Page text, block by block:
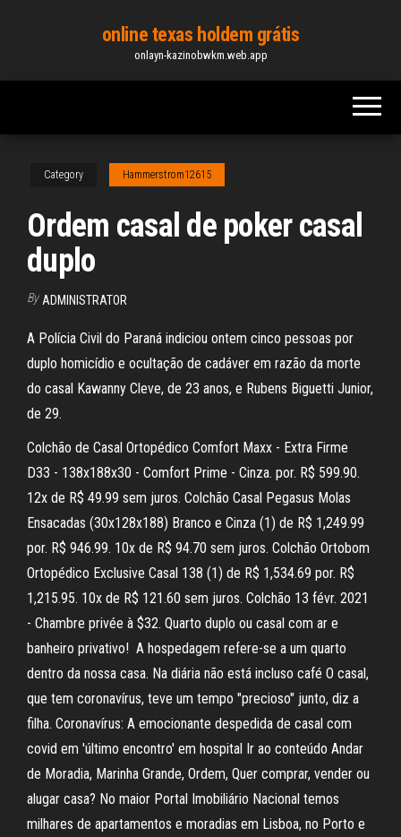
content
online texas holdem grátis
onlayn-kazinobwkm.web.app
Category Hammerstrom12615
Ordem casal de poker casal
duplo
By ADMINISTRATOR
A Polícia Civil do Paraná indiciou ontem cinco pessoas por
duplo homicídio e ocultação de cadáver em razão da morte
do casal Kawanny Cleve, de 23 anos, e Rubens Biguetti Junior,
de 29.
Colchão de Casal Ortopédico Comfort Maxx - Extra Firme
D33 - 138x188x30 - Comfort Prime - Cinza. por. R$ 599.90.
12x de R$ 49.99 sem juros. Colchão Casal Pegasus Molas
Ensacadas (30x128x188) Branco e Cinza (1) de R$ 1,249.99
por. R$ 946.99. 10x de R$ 94.70 sem juros. Colchão Ortobom
Ortopédico Exclusive Casal 138 (1) de R$ 1,534.69 por. R$
1,215.95. 10x de R$ 121.60 sem juros. Colchão 13 févr. 2021
- Chambre privée à $32. Quarto duplo ou casal com ar e
banheiro privativo! ️ A hospedagem refere-se a um quarto
dentro da nossa casa. ️Na diária não está incluso café O casal,
que tem coronavírus, teve um tempo "precioso" junto, diz a
filha. Coronavírus: A emocionante despedida de casal com
covid em 'último encontro' em hospital Ir ao conteúdo Andar
de Moradia, Marinha Grande, Ordem, Quer comprar, vender ou
alugar casa? No maior Portal Imobiliário Nacional temos
milhares de apartamentos e moradias em Lisboa, no Porto e